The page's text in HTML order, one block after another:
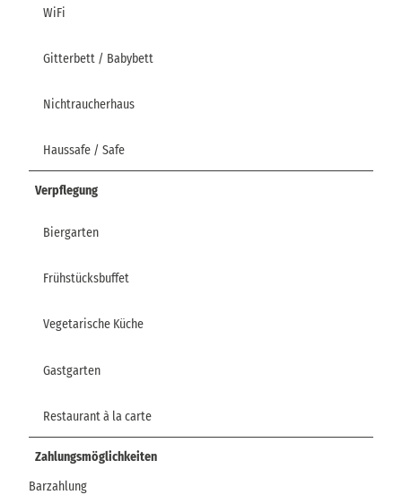
WiFi
Gitterbett / Babybett
Nichtraucherhaus
Haussafe / Safe
Verpflegung
Biergarten
Frühstücksbuffet
Vegetarische Küche
Gastgarten
Restaurant à la carte
Zahlungsmöglichkeiten
Barzahlung